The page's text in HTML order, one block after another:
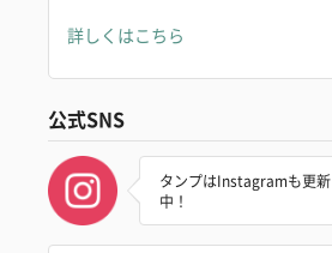
詳しくはこちら
公式SNS
タンプはInstagramも更新
中！